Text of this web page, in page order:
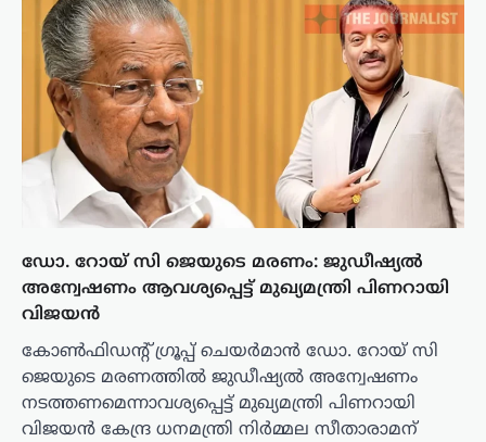
ഡോ. റോയ് സി ജെയുടെ മരണം: ജുഡീഷ്യൽ
അന്വേഷണം ആവശ്യപ്പെട്ട് മുഖ്യമന്ത്രി പിണറായി
വിജയൻ
കോൺഫിഡന്റ് ഗ്രൂപ്പ് ചെയർമാൻ ഡോ. റോയ് സി
ജെയുടെ മരണത്തിൽ ജുഡീഷ്യൽ അന്വേഷണം
നടത്തണമെന്നാവശ്യപ്പെട്ട് മുഖ്യമന്ത്രി പിണറായി
വിജയൻ കേന്ദ്ര ധനമന്ത്രി നിർമ്മല സീതാരാമന്